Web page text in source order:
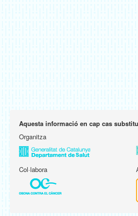
Aquesta informació en cap cas
Organitza
Col·labora